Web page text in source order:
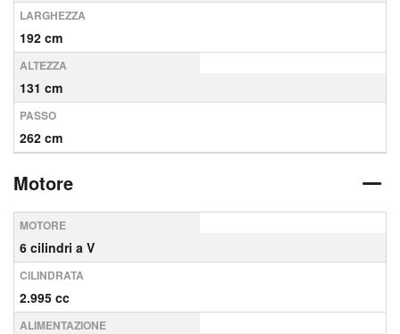
LARGHEZZA
192 cm
ALTEZZA
131 cm
PASSO
262 cm
Motore
MOTORE
6 cilindri a V
CILINDRATA
2.995 cc
ALIMENTAZIONE